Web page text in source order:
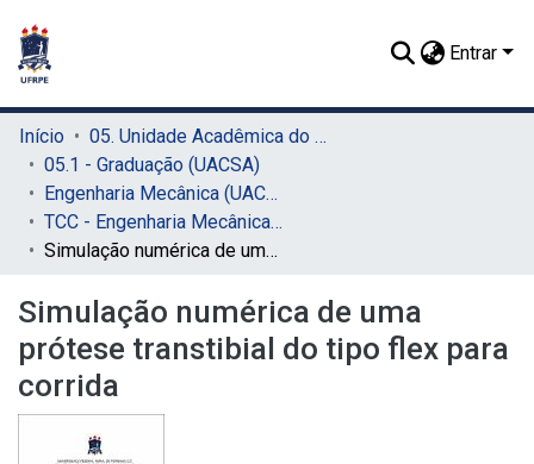
Entrar
Início
05. Unidade Acadêmica do Cabo de Santo Agostinho (UACSA)
05.1 - Graduação (UACSA)
Engenharia Mecânica (UACSA)
TCC - Engenharia Mecânica (UACSA)
Simulação numérica de uma prótese transtibial do tipo flex para corrida
Simulação numérica de uma
prótese transtibial do tipo flex para
corrida